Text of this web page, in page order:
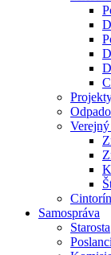
Cintorín
Samospráva
Starosta